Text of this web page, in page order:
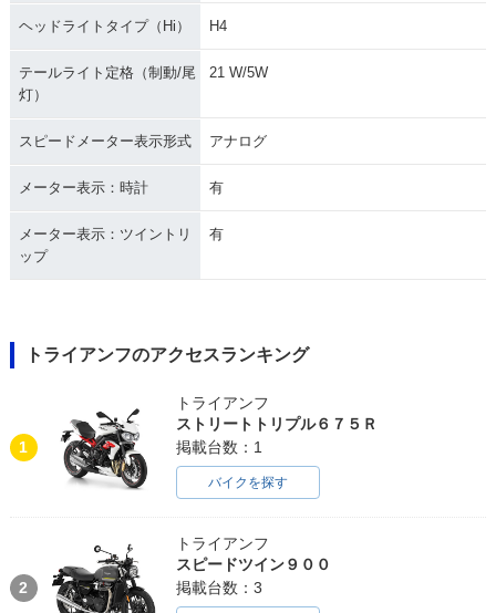
ヘッドライトタイプ（Hi） H4
テールライト定格（制動/尾
灯）
21 W/5W
スピードメーター表示形式 アナログ
メーター表示：時計 有
メーター表示：ツイントリ
ップ
有
トライアンフのアクセスランキング
1
トライアンフ
ストリートトリプル６７５Ｒ
掲載台数：1
バイクを探す
2
トライアンフ
スピードツイン９００
掲載台数：3